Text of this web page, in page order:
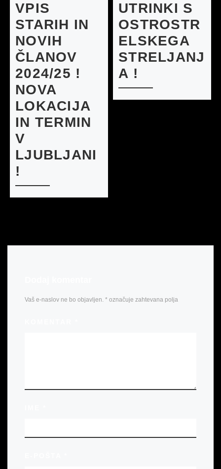
VPIS
STARIH IN
NOVIH
ČLANOV
2024/25 !
NOVA
LOKACIJA
IN TERMIN
V
LJUBLJANI
!
UTRINKI S
OSTROSTR
ELSKEGA
STRELJANJ
A !
Vaš e-naslov ne bo objavljen. * označuje zahtevana polja